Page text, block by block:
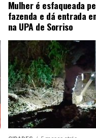
Mulher é esfaqueada
fazenda e dá entrada
na UPA de Sorriso